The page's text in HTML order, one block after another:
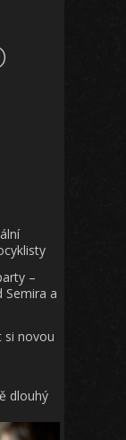
–
Semira a
si novou
dlouhý